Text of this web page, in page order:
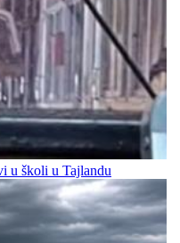
u školi u Tajlandu